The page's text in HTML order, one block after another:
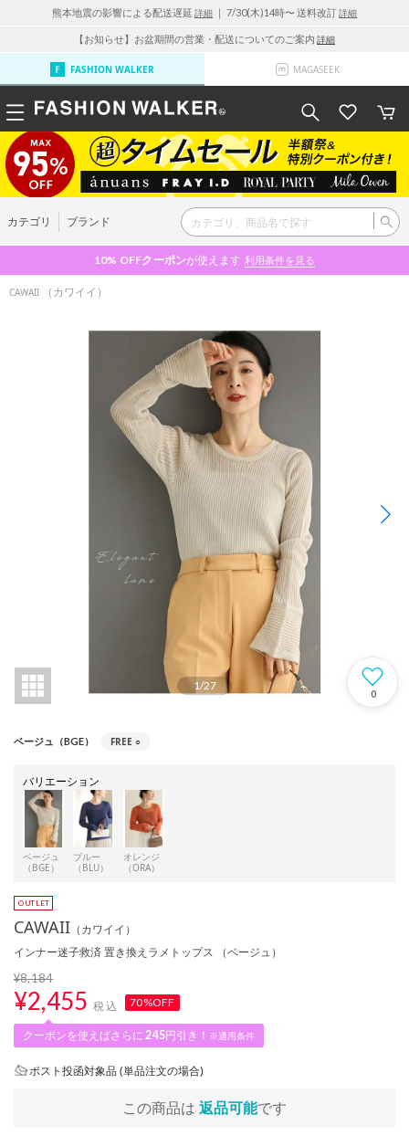
熊本地震の影響による配送遅延 詳細 ｜ 7/30(木)14時〜 送料改訂詳細
【お知らせ】お盆期間の営業・配送についてのご案内 詳細
FASHION WALKER MAGASEEK
カテゴリ ブランド
10% OFFクーポンが使えます 利用条件を見る
CAWAII （カワイイ）
1/27
0
ベージュ（BGE） FREE ○
バリエーション
ベージュ
（BGE）
ブルー
（BLU）
オレンジ
（ORA）
CAWAII （カワイイ）
インナー迷子救済 置き換えラメトップス （ベージュ）
¥8,184
¥2,455 税込 70%OFF
クーポンを使えばさらに 245円引き！ ※適用条件
ポスト投函対象品 (単品注文の場合)
この商品は 返品可能です